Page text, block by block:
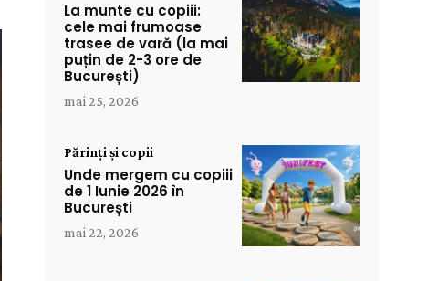
La munte cu copiii:
cele mai frumoase
trasee de vară (la mai
puțin de 2-3 ore de
București)
mai 25, 2026
Părinți și copii
Unde mergem cu copiii
de 1 Iunie 2026 în
București
mai 22, 2026